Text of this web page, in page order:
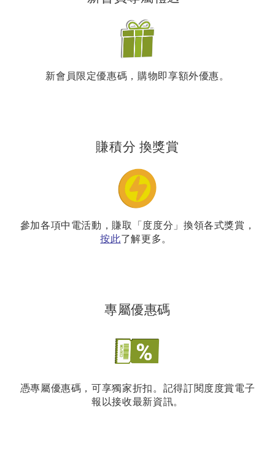
新會員限定優惠碼，購物即享額外優惠。
賺積分 換獎賞
參加各項中電活動，賺取「度度分」換領各式獎賞，
按此了解更多。
專屬優惠碼
憑專屬優惠碼，可享獨家折扣。記得訂閱度度賞電子
報以接收最新資訊。